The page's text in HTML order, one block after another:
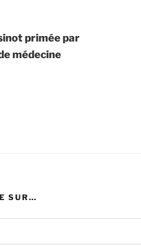
primée par
médecine
SUR…